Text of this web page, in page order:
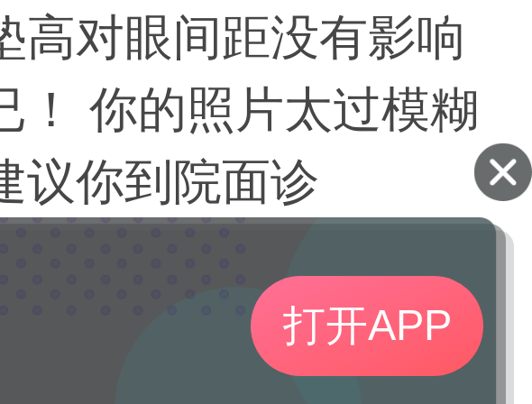
高对眼间距没有影响
！ 你的照片太过模糊
议你到院面诊
打开APP